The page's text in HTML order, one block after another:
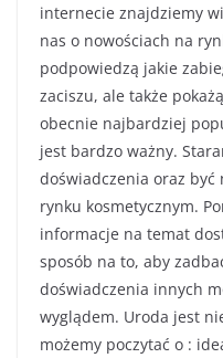
internecie znajdziemy
nas o nowościach na
podpowiedzą jakie
zaciszu, ale także
obecnie najbardziej
jest bardzo ważny.
doświadczenia oraz być
rynku kosmetycznym.
informacje na temat
sposób na to, aby
doświadczenia innych
wyglądem. Uroda jest
możemy poczytać o :